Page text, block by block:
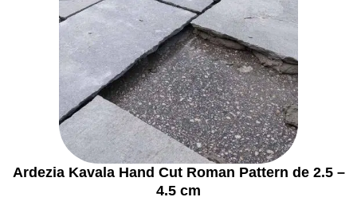
Ardezia Kavala Hand Cut Roman Pattern de 2.5 –
4.5 cm